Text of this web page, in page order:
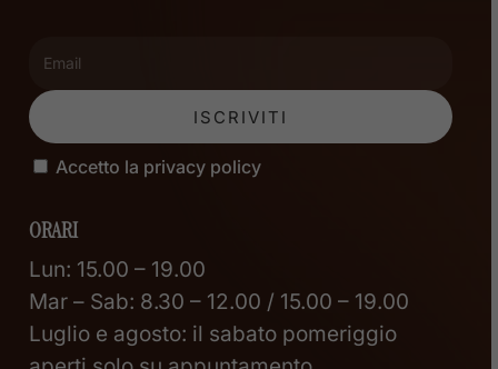
Accetto la privacy policy
ORARI
Lun: 15.00 – 19.00
Mar – Sab: 8.30 – 12.00 / 15.00 – 19.00
Luglio e agosto: il sabato pomeriggio